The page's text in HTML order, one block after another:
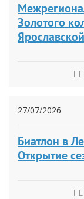
Золотого
27/07/2026
Биатлон в
Открытие